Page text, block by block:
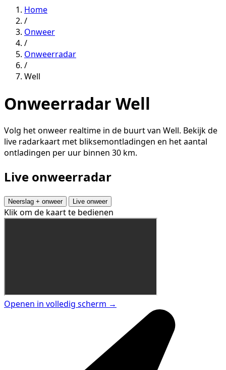
Home
/
Onweer
/
Onweerradar
/
Well
Onweerradar Well
Volg het onweer realtime in de buurt van Well. Bekijk de
live radarkaart met bliksemontladingen en het aantal
ontladingen per uur binnen 30 km.
Live onweerradar
Neerslag + onweer Live onweer
Klik om de kaart te bedienen
Openen in volledig scherm →